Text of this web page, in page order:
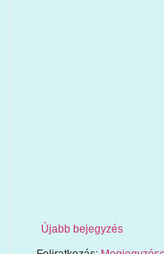
Újabb bejegyzés